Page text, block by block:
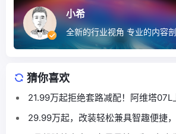
小希
全新的行业视角 专业的内容
猜你喜欢
21.99万起拒绝套路减配！阿维塔07L
29.99万起，改装轻松兼具智趣便捷